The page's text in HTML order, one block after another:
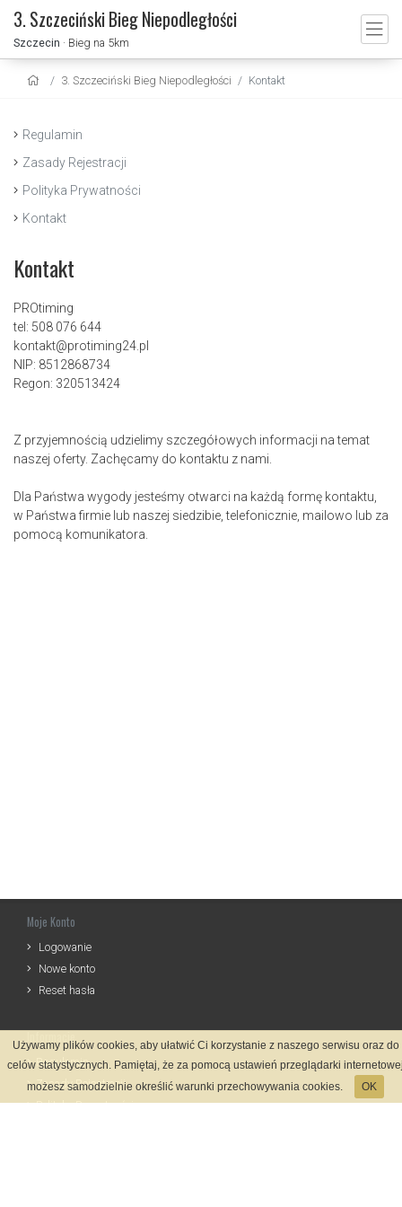
3. Szczeciński Bieg Niepodległości
Szczecin · Bieg na 5km
3. Szczeciński Bieg Niepodległości Kontakt
Regulamin
Zasady Rejestracji
Polityka Prywatności
Kontakt
Kontakt
PROtiming
tel: 508 076 644
kontakt@protiming24.pl
NIP: 8512868734
Regon: 320513424
Z przyjemnością udzielimy szczegółowych informacji na temat
naszej oferty. Zachęcamy do kontaktu z nami.
Dla Państwa wygody jesteśmy otwarci na każdą formę kontaktu,
w Państwa firmie lub naszej siedzibie, telefonicznie, mailowo lub za
pomocą komunikatora.
Moje Konto
Logowanie
Nowe konto
Reset hasła
Informacje
Regulamin
Zasady Rejestracji
Polityka Prywatności
Używamy plików cookies, aby ułatwić Ci korzystanie z naszego serwisu oraz do
celów statystycznych. Pamiętaj, że za pomocą ustawień przeglądarki
możesz samodzielnie określić warunki przechowywania cookies.
OK